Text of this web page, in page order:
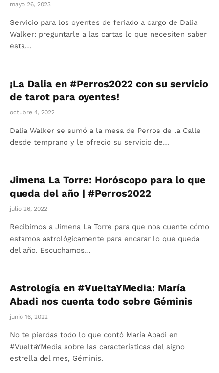
mayo 26, 2023
Servicio para los oyentes de feriado a cargo de Dalia
Walker: preguntarle a las cartas lo que necesiten saber
esta…
¡La Dalia en #Perros2022 con su servicio
de tarot para oyentes!
octubre 4, 2022
Dalia Walker se sumó a la mesa de Perros de la Calle
desde temprano y le ofreció su servicio de…
Jimena La Torre: Horóscopo para lo que
queda del año | #Perros2022
julio 26, 2022
Recibimos a Jimena La Torre para que nos cuente cómo
estamos astrológicamente para encarar lo que queda
del año. Escuchamos…
Astrología en #VueltaYMedia: María
Abadi nos cuenta todo sobre Géminis
junio 16, 2022
No te pierdas todo lo que contó María Abadi en
#VueltaYMedia sobre las características del signo
estrella del mes, Géminis.